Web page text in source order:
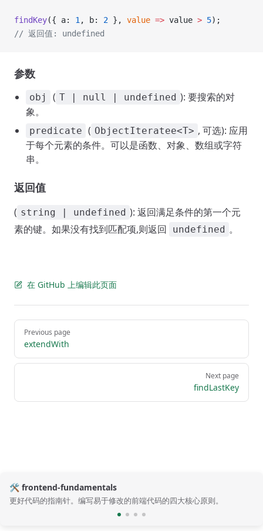
findKey({ a: 1 , b: 2 }, value => value > 5);
// 返回值: undefined
参数
obj ( T | null | undefined ): 要搜索的对
象。
predicate ( ObjectIteratee<T> , 可选): 应用
于每个元素的条件。可以是函数、对象、数组或字符
串。
返回值
( string | undefined ): 返回满足条件的第一个元
素的键。如果没有找到匹配项,则返回
undefined 。
在 GitHub 上编辑此页面
Pager
Previous page
extendWith
Next page
findLastKey
🛠️ frontend-fundamentals
更好代码的指南针。编写易于修改的前端代码的四大核心原则。